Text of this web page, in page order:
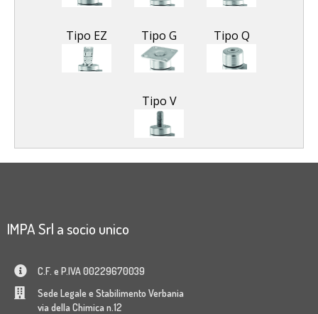
Tipo EZ Tipo G Tipo Q
Tipo V
IMPA Srl a socio unico
C.F. e P.IVA 00229670039
Sede Legale e Stabilimento Verbania
via della Chimica n.12